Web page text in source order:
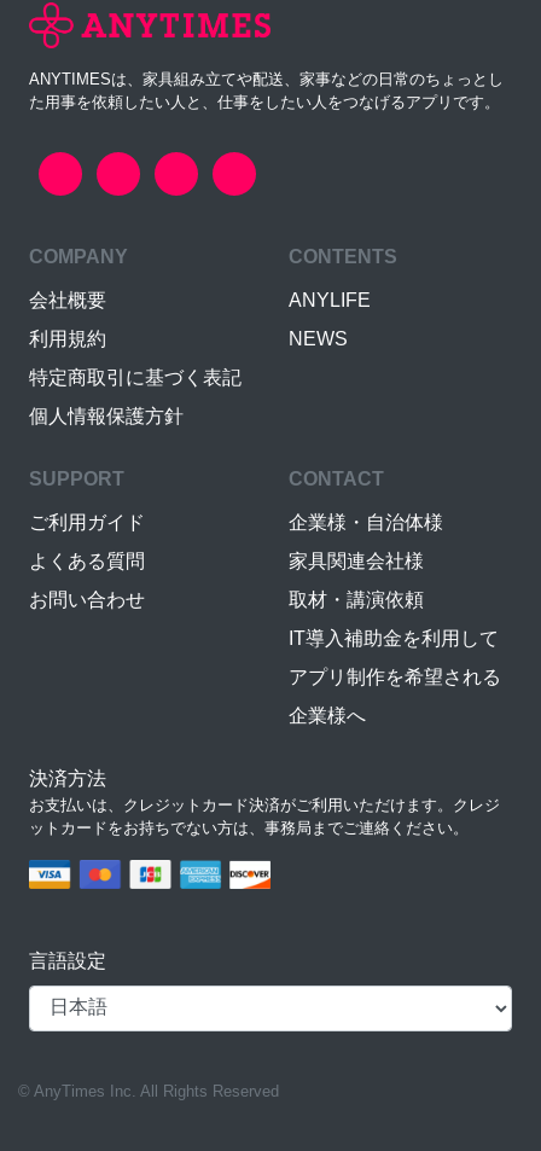
ANYTIMESは、家具組み立てや配送、家事などの日常のちょっとし
た用事を依頼したい人と、仕事をしたい人をつなげるアプリです。
COMPANY
会社概要
利用規約
特定商取引に基づく表記
個人情報保護方針
CONTENTS
ANYLIFE
NEWS
SUPPORT
ご利用ガイド
よくある質問
お問い合わせ
CONTACT
企業様・自治体様
家具関連会社様
取材・講演依頼
IT導入補助金を利用して
アプリ制作を希望される
企業様へ
決済方法
お支払いは、クレジットカード決済がご利用いただけます。クレジ
ットカードをお持ちでない方は、事務局までご連絡ください。
言語設定
© AnyTimes Inc. All Rights Reserved